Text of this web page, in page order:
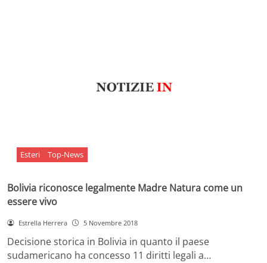
Esteri Top-News
Bolivia riconosce legalmente Madre Natura come un
essere vivo
Estrella Herrera 5 Novembre 2018
Decisione storica in Bolivia in quanto il paese
sudamericano ha concesso 11 diritti legali a…